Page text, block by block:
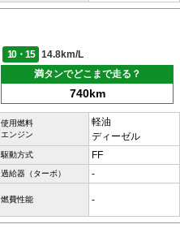
10・15
14.8km/L
満タンでどこまで走る？
740km
使用燃料
エンジン
軽油
ディーゼル
駆動方式 FF
過給器（ターボ） -
燃費性能 -